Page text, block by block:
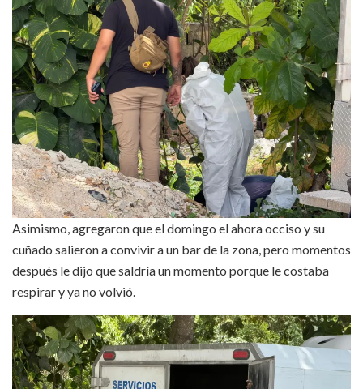
Asimismo, agregaron que el domingo el ahora occiso y su
cuñado salieron a convivir a un bar de la zona, pero momentos
después le dijo que saldría un momento porque le costaba
respirar y ya no volvió.